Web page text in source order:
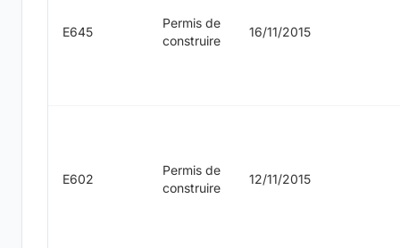
E645
Permis de
construire
16/11/2015
E602
Permis de
construire
12/11/2015